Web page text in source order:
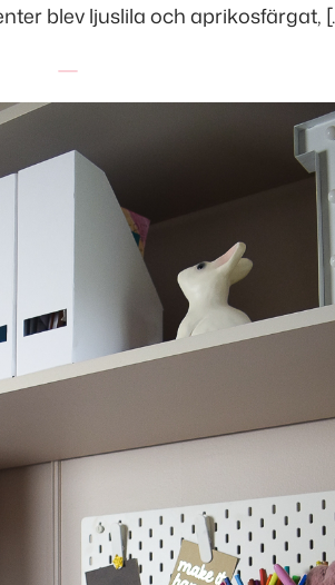
blev ljuslila och aprikosfärgat,